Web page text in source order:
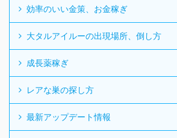
効率のいい金策、お金稼ぎ
大タルアイルーの出現場所、倒し方
成長薬稼ぎ
レアな巣の探し方
最新アップデート情報